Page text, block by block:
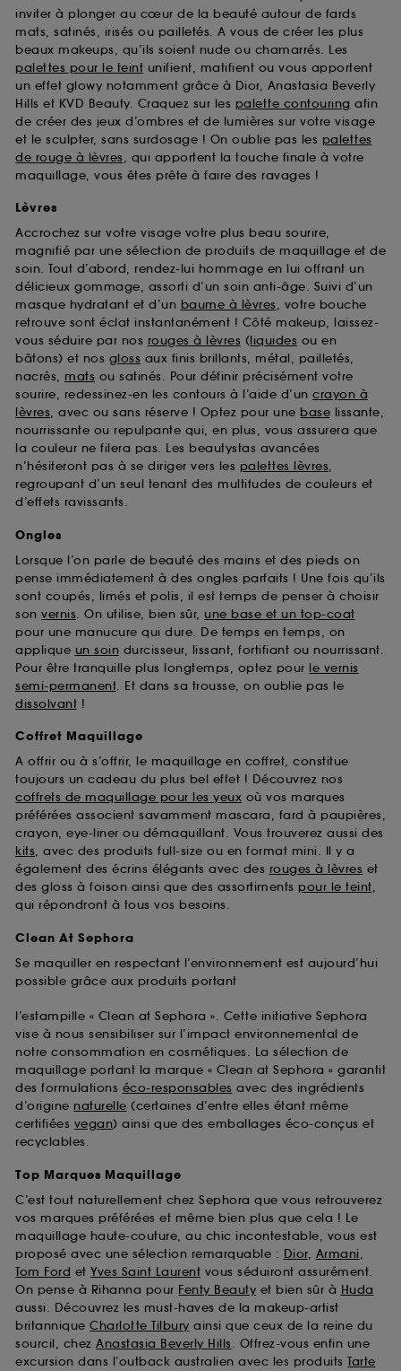
inviter à plonger au cœur de la beauté autour de fards
mats, satinés, irisés ou pailletés. A vous de créer les plus
beaux makeups, qu’ils soient nude ou chamarrés. Les
palettes pour le teint unifient, matifient ou vous apportent
un effet glowy notamment grâce à Dior, Anastasia Beverly
Hills et KVD Beauty. Craquez sur les palette contouring afin
de créer des jeux d’ombres et de lumières sur votre visage
et le sculpter, sans surdosage ! On oublie pas les palettes
de rouge à lèvres, qui apportent la touche finale à votre
maquillage, vous êtes prête à faire des ravages !
Lèvres
Accrochez sur votre visage votre plus beau sourire,
magnifié par une sélection de produits de maquillage et de
soin. Tout d’abord, rendez-lui hommage en lui offrant un
délicieux gommage, assorti d’un soin anti-âge. Suivi d’un
masque hydratant et d’un baume à lèvres, votre bouche
retrouve sont éclat instantanément ! Côté makeup, laissez-
vous séduire par nos rouges à lèvres (liquides ou en
bâtons) et nos gloss aux finis brillants, métal, pailletés,
nacrés, mats ou satinés. Pour définir précisément votre
sourire, redessinez-en les contours à l’aide d’un crayon à
lèvres, avec ou sans réserve ! Optez pour une base lissante,
nourrissante ou repulpante qui, en plus, vous assurera que
la couleur ne filera pas. Les beautystas avancées
n’hésiteront pas à se diriger vers les palettes lèvres,
regroupant d’un seul tenant des multitudes de couleurs et
d’effets ravissants.
Ongles
Lorsque l’on parle de beauté des mains et des pieds on
pense immédiatement à des ongles parfaits ! Une fois qu’ils
sont coupés, limés et polis, il est temps de penser à choisir
son vernis. On utilise, bien sûr, une base et un top-coat
pour une manucure qui dure. De temps en temps, on
applique un soin durcisseur, lissant, fortifiant ou nourrissant.
Pour être tranquille plus longtemps, optez pour le vernis
semi-permanent. Et dans sa trousse, on oublie pas le
dissolvant !
Coffret Maquillage
A offrir ou à s’offrir, le maquillage en coffret, constitue
toujours un cadeau du plus bel effet ! Découvrez nos
coffrets de maquillage pour les yeux où vos marques
préférées associent savamment mascara, fard à paupières,
crayon, eye-liner ou démaquillant. Vous trouverez aussi des
kits, avec des produits full-size ou en format mini. Il y a
également des écrins élégants avec des rouges à lèvres et
des gloss à foison ainsi que des assortiments pour le teint,
qui répondront à tous vos besoins.
Clean At Sephora
Se maquiller en respectant l’environnement est aujourd’hui
possible grâce aux produits portant
l’estampille « Clean at Sephora ». Cette initiative Sephora
vise à nous sensibiliser sur l’impact environnemental de
notre consommation en cosmétiques. La sélection de
maquillage portant la marque « Clean at Sephora » garantit
des formulations éco-responsables avec des ingrédients
d’origine naturelle (certaines d’entre elles étant même
certifiées vegan) ainsi que des emballages éco-conçus et
recyclables.
Top Marques Maquillage
C’est tout naturellement chez Sephora que vous retrouverez
vos marques préférées et même bien plus que cela ! Le
maquillage haute-couture, au chic incontestable, vous est
proposé avec une sélection remarquable : Dior, Armani,
Tom Ford et Yves Saint Laurent vous séduiront assurément.
On pense à Rihanna pour Fenty Beauty et bien sûr à Huda
aussi. Découvrez les must-haves de la makeup-artist
britannique Charlotte Tilbury ainsi que ceux de la reine du
sourcil, chez Anastasia Beverly Hills. Offrez-vous enfin une
excursion dans l’outback australien avec les produits Tarte